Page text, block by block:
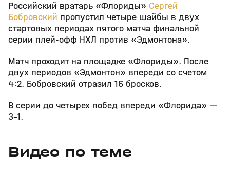
Российский вратарь «Флориды» Сергей
Бобровский пропустил четыре шайбы в двух
стартовых периодах пятого матча финальной
серии плей‑офф НХЛ против «Эдмонтона».
Матч проходит на площадке «Флориды». После
двух периодов «Эдмонтон» впереди со счетом
4:2. Бобровский отразил 16 бросков.
В серии до четырех побед впереди «Флорида» —
3–1.
Видео по теме
01 авг, 10:11